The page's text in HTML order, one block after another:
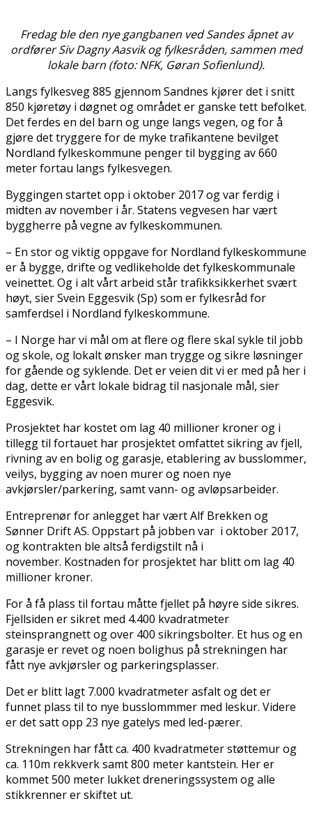
Fredag ble den nye gangbanen ved Sandes åpnet av
ordfører Siv Dagny Aasvik og fylkesråden, sammen med
lokale barn (foto: NFK, Gøran Sofienlund).
Langs fylkesveg 885 gjennom Sandnes kjører det i snitt
850 kjøretøy i døgnet og området er ganske tett befolket.
Det ferdes en del barn og unge langs vegen, og for å
gjøre det tryggere for de myke trafikantene bevilget
Nordland fylkeskommune penger til bygging av 660
meter fortau langs fylkesvegen.
Byggingen startet opp i oktober 2017 og var ferdig i
midten av november i år. Statens vegvesen har vært
byggherre på vegne av fylkeskommunen.
– En stor og viktig oppgave for Nordland fylkeskommune
er å bygge, drifte og vedlikeholde det fylkeskommunale
veinettet. Og i alt vårt arbeid står trafikksikkerhet svært
høyt, sier Svein Eggesvik (Sp) som er fylkesråd for
samferdsel i Nordland fylkeskommune.
– I Norge har vi mål om at flere og flere skal sykle til jobb
og skole, og lokalt ønsker man trygge og sikre løsninger
for gående og syklende. Det er veien dit vi er med på her i
dag, dette er vårt lokale bidrag til nasjonale mål, sier
Eggesvik.
Prosjektet har kostet om lag 40 millioner kroner og i
tillegg til fortauet har prosjektet omfattet sikring av fjell,
rivning av en bolig og garasje, etablering av busslommer,
veilys, bygging av noen murer og noen nye
avkjørsler/parkering, samt vann- og avløpsarbeider.
Entreprenør for anlegget har vært Alf Brekken og
Sønner Drift AS. Oppstart på jobben var i oktober 2017,
og kontrakten ble altså ferdigstilt nå i
november. Kostnaden for prosjektet har blitt om lag 40
millioner kroner.
For å få plass til fortau måtte fjellet på høyre side sikres.
Fjellsiden er sikret med 4.400 kvadratmeter
steinsprangnett og over 400 sikringsbolter. Et hus og en
garasje er revet og noen bolighus på strekningen har
fått nye avkjørsler og parkeringsplasser.
Det er blitt lagt 7.000 kvadratmeter asfalt og det er
funnet plass til to nye busslommmer med leskur. Videre
er det satt opp 23 nye gatelys med led-pærer.
Strekningen har fått ca. 400 kvadratmeter støttemur og
ca. 110m rekkverk samt 800 meter kantstein. Her er
kommet 500 meter lukket dreneringssystem og alle
stikkrenner er skiftet ut.